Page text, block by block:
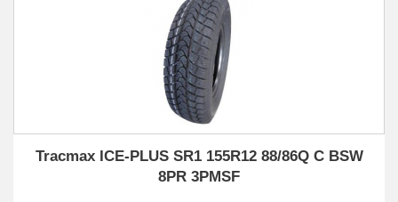
Tracmax ICE-PLUS SR1 155R12 88/86Q C BSW
8PR 3PMSF